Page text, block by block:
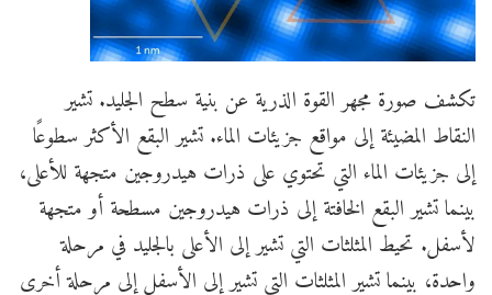
تكشف صورة مجهر القوة الذرية عن بنية سطح الجليد. تشير
النقاط المضيئة إلى مواقع جزيئات الماء. تشير البقع الأكثر سطوعًا
إلى جزيئات الماء التي تحتوي على ذرات هيدروجين متجهة للأعلى،
بينما تشير البقع الخافتة إلى ذرات هيدروجين مسطحة أو متجهة
لأسفل. تحيط المثلثات التي تشير إلى الأعلى بالجليد في مرحلة
واحدة، بينما تشير المثلثات التي تشير إلى الأسفل إلى مرحلة أخرى